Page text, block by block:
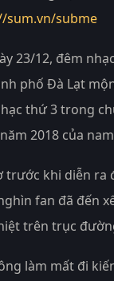
sum.vn/subme
23/12, đêm
phố Đà Lạt
thứ 3 trong
2018 của
trước khi diễn ra
fan đã đến
trên trục
làm mất đi